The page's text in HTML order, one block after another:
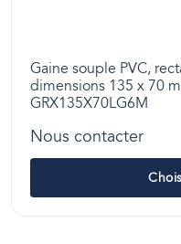
Gaine souple PVC,
dimensions 135 x 70
GRX135X70LG6M
Nous contacter